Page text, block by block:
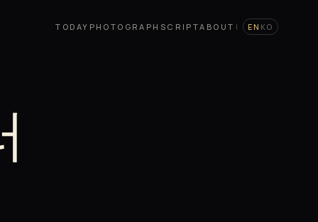
TODAY PHOTOGRAPH SCRIPTABOUT | EN KO